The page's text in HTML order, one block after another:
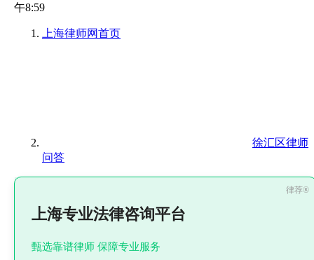
午8:59
上海律师网首页
徐汇区律师
问答
上海专业法律咨询平台
甄选靠谱律师 保障专业服务